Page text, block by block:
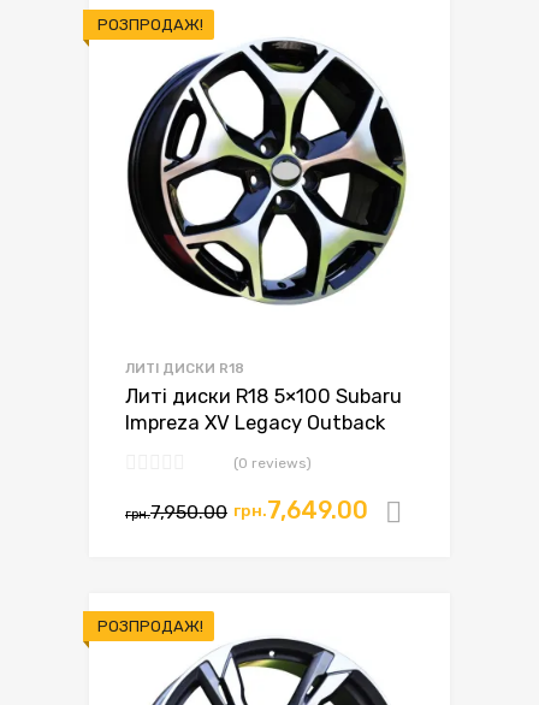
РОЗПРОДАЖ!
ЛИТІ ДИСКИ R18
Литі диски R18 5×100 Subaru
Impreza XV Legacy Outback
(0 reviews)
грн.7,950.00 грн.7,649.00
РОЗПРОДАЖ!